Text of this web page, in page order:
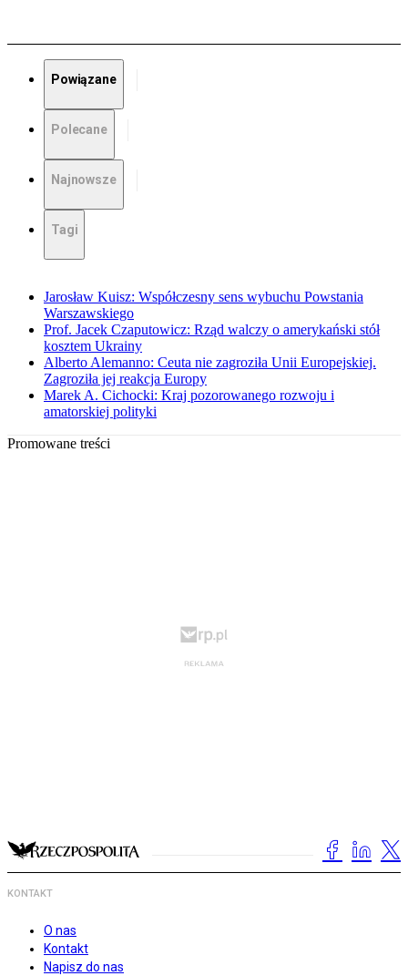
Powiązane
Polecane
Najnowsze
Tagi
Jarosław Kuisz: Współczesny sens wybuchu Powstania
Warszawskiego
Prof. Jacek Czaputowicz: Rząd walczy o amerykański stół
kosztem Ukrainy
Alberto Alemanno: Ceuta nie zagroziła Unii Europejskiej.
Zagroziła jej reakcja Europy
Marek A. Cichocki: Kraj pozorowanego rozwoju i
amatorskiej polityki
Promowane treści
KONTAKT
O nas
Kontakt
Napisz do nas